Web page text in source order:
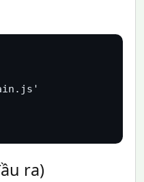
ra)